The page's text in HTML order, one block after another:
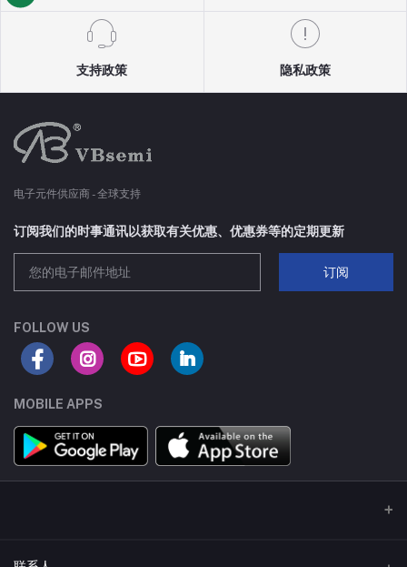
支持政策 隐私政策
电子元件供应商 - 全球支持
订阅我们的时事通讯以获取有关优惠、优惠券等的定期更新
订阅
FOLLOW US
MOBILE APPS